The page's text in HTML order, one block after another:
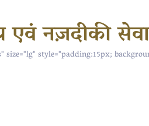
एवं नज़दीकी
style="padding:15px;